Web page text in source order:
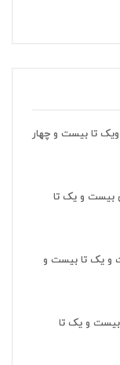
تا بیست و چهار
بیست و یک تا
و یک تا بیست و
بیست و یک تا